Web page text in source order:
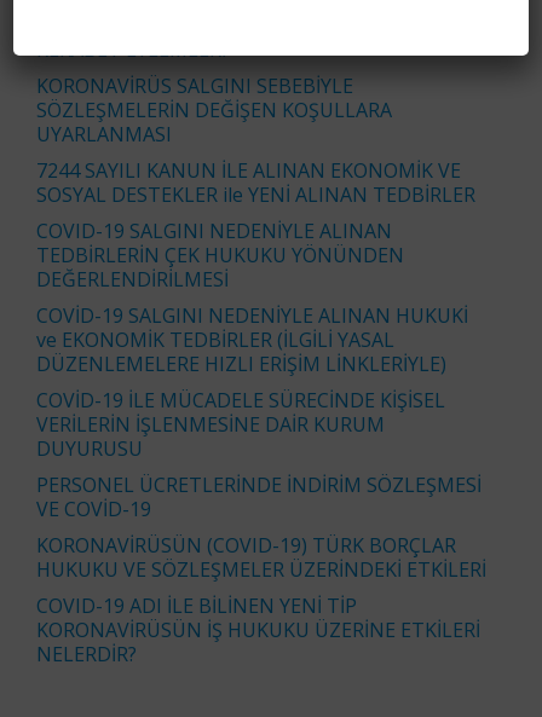
REKABET EYLEMLERİ
KORONAVİRÜS SALGINI SEBEBİYLE
SÖZLEŞMELERİN DEĞİŞEN KOŞULLARA
UYARLANMASI
7244 SAYILI KANUN İLE ALINAN EKONOMİK VE
SOSYAL DESTEKLER ile YENİ ALINAN TEDBİRLER
COVID-19 SALGINI NEDENİYLE ALINAN
TEDBİRLERİN ÇEK HUKUKU YÖNÜNDEN
DEĞERLENDİRİLMESİ
COVİD-19 SALGINI NEDENİYLE ALINAN HUKUKİ
ve EKONOMİK TEDBİRLER (İLGİLİ YASAL
DÜZENLEMELERE HIZLI ERİŞİM LİNKLERİYLE)
COVİD-19 İLE MÜCADELE SÜRECİNDE KİŞİSEL
VERİLERİN İŞLENMESİNE DAİR KURUM
DUYURUSU
PERSONEL ÜCRETLERİNDE İNDİRİM SÖZLEŞMESİ
VE COVİD-19
KORONAVİRÜSÜN (COVID-19) TÜRK BORÇLAR
HUKUKU VE SÖZLEŞMELER ÜZERİNDEKİ ETKİLERİ
COVID-19 ADI İLE BİLİNEN YENİ TİP
KORONAVİRÜSÜN İŞ HUKUKU ÜZERİNE ETKİLERİ
NELERDİR?